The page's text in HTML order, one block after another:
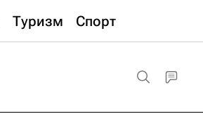
Туризм Спорт